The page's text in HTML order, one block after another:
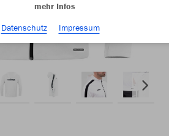
mehr Infos
Datenschutz
Impressum